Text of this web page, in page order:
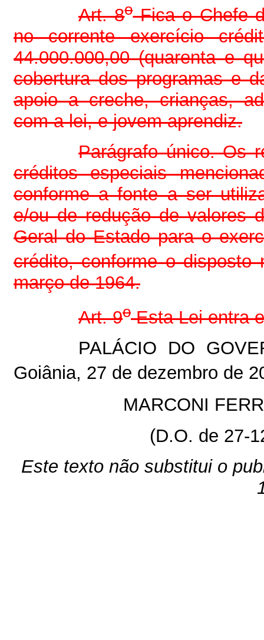
Art. 8oFica o Chefe
no corrente exercício
44.000.000,00 (quarenta e
cobertura dos programas e
apoio a creche, crianças,
com a lei, e jovem aprendiz.
Parágrafo único. Os
créditos especiais
conforme a fonte a ser
e/ou de redução de valores
Geral do Estado para o
crédito, conforme o
março de 1964.
Art. 9oEsta Lei entra
PALÁCIO DO
Goiânia, 27 de dezembro de
MARCONI
(D.O. de 27-
Este texto não substitui o